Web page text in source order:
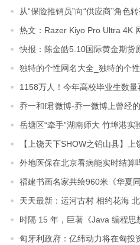
热文：Razer Kiyo Pro Ultra 4K
独特的个性网名大全_独特的个
乔一和f君微博-乔一微博上曾经
岳塘区“牵手”湖南师大 竹埠港
外地医保在北京看病能实时结算
天天最新：运河古村 相约花海
时隔 15 年，巨著《Java 编程思